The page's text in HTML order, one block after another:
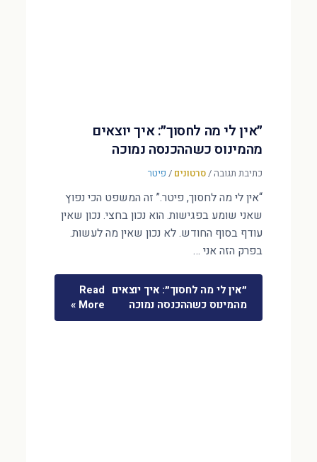
״אין לי מה לחסוך״: איך יוצאים
מהמינוס כשההכנסה נמוכה
כתיבת תגובה/סרטונים / פיטר
“אין לי מה לחסוך, פיטר.” זה המשפט הכי נפוץ
שאני שומע בפגישות. הוא נכון בחצי. נכון שאין
עודף בסוף החודש. לא נכון שאין מה לעשות.
בפרק הזה אני …
״אין לי מה לחסוך״: איך יוצאים
מהמינוס כשההכנסה נמוכה
Read
More »